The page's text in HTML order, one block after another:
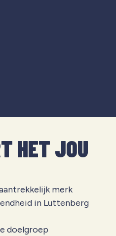
HET JOU
merk
in Luttenberg
doelgroep